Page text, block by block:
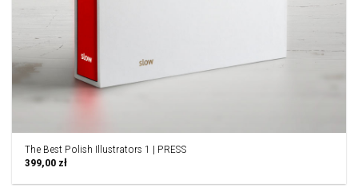
The Best Polish Illustrators 1 | PRESS
399,00 zł